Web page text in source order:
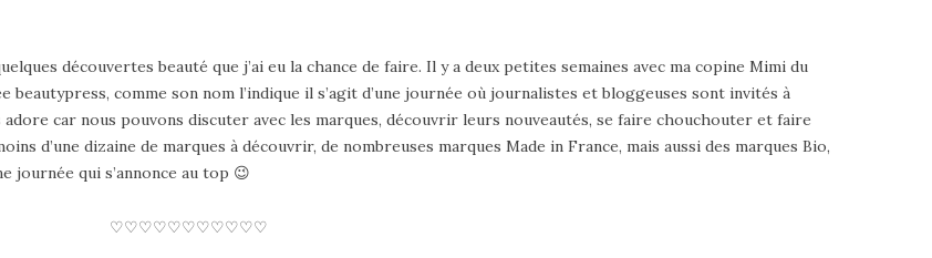
découvertes beauté que j’ai eu la chance de faire. Il y a deux petites semaines avec ma copine Mimi du
beautypress, comme son nom l’indique il s’agit d’une journée où journalistes et bloggeuses sont invités à
car nous pouvons discuter avec les marques, découvrir leurs nouveautés, se faire chouchouter et faire
d’une dizaine de marques à découvrir, de nombreuses marques Made in France, mais aussi des marques Bio,
journée qui s’annonce au top 😉
♡♡♡♡♡♡♡♡♡♡♡